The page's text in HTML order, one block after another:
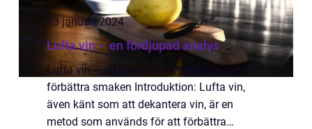
13 januari 2024
Lufta vin – en fördjupad analys
Lufta vin – en konstens hemlighet för att
förbättra smaken Introduktion: Lufta vin,
även känt som att dekantera vin, är en
metod som används för att förbättra